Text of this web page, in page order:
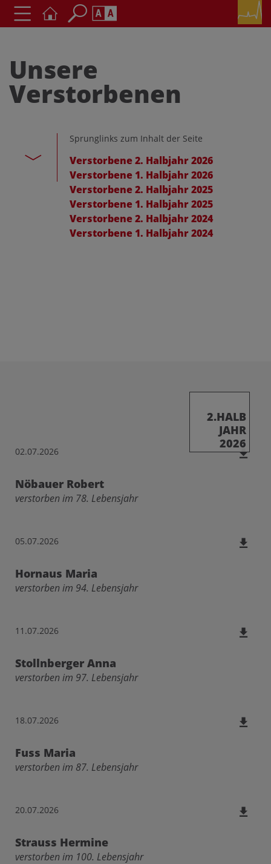
Schriftgröße
AAA
A A A A
Unsere
Verstorbenen
Sprunglinks zum Inhalt der Seite
Verstorbene 2. Halbjahr 2026
Verstorbene 1. Halbjahr 2026
Verstorbene 2. Halbjahr 2025
Verstorbene 1. Halbjahr 2025
Verstorbene 2. Halbjahr 2024
Verstorbene 1. Halbjahr 2024
2.HALB
JAHR
2026
02.07.2026
Nöbauer Robert
verstorben im 78. Lebensjahr
05.07.2026
Hornaus Maria
verstorben im 94. Lebensjahr
11.07.2026
Stollnberger Anna
verstorben im 97. Lebensjahr
18.07.2026
Fuss Maria
verstorben im 87. Lebensjahr
20.07.2026
Strauss Hermine
verstorben im 100. Lebensjahr